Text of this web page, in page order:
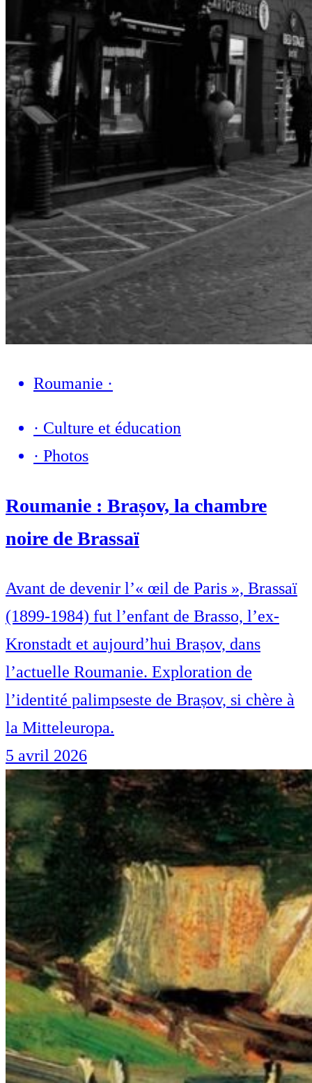
Roumanie ·
· Culture et éducation
· Photos
Roumanie : Brașov, la chambre
noire de Brassaï
Avant de devenir l’« œil de Paris », Brassaï
(1899-1984) fut l’enfant de Brasso, l’ex-
Kronstadt et aujourd’hui Brașov, dans
l’actuelle Roumanie. Exploration de
l’identité palimpseste de Brașov, si chère à
la Mitteleuropa.
5 avril 2026